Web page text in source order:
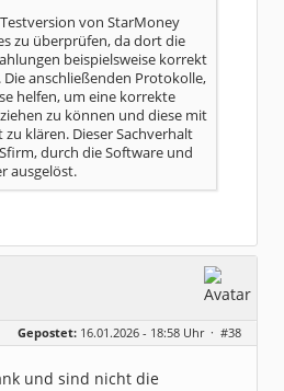
von StarMoney
zu überprüfen, da dort die
beispielsweise korrekt
anschließenden Protokolle,
helfen, um eine korrekte
zu können und diese mit
klären. Dieser Sachverhalt
durch die Software und
ausgelöst.
Gepostet: 16.01.2026 - 18:58 Uhr · #38
und sind nicht die